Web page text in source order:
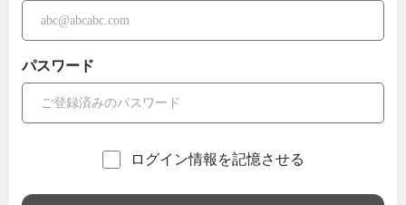
パスワード
ログイン情報を記憶させる